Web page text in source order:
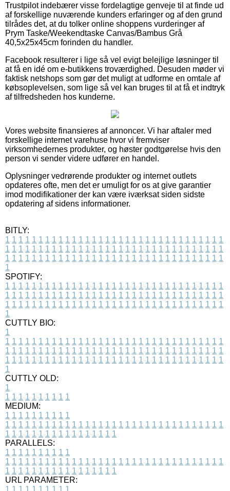
Trustpilot indebærer visse fordelagtige genveje til at finde ud
af forskellige nuværende kunders erfaringer og af den grund
tilrådes det, at du tolker online shoppens vurderinger af
Prym Taske/Weekendtaske Canvas/Bambus Grå
40,5x25x45cm forinden du handler.
Facebook resulterer i lige så vel evigt belejlige løsninger til
at få en idé om e-butikkens troværdighed. Desuden møder vi
faktisk netshops som gør det muligt at udforme en omtale af
købsoplevelsen, som lige så vel kan bruges til at få et indtryk
af tilfredsheden hos kunderne.
Vores website finansieres af annoncer. Vi har aftaler med
forskellige internet varehuse hvor vi fremviser
virksomhedernes produkter, og høster godtgørelse hvis den
person vi sender videre udfører en handel.
Oplysninger vedrørende produkter og internet outlets
opdateres ofte, men det er umuligt for os at give garantier
imod modifikationer der kan være iværksat siden sidste
opdatering af sidens informationer.
BITLY:
1 1 1 1 1 1 1 1 1 1 1 1 1 1 1 1 1 1 1 1 1 1 1 1 1 1 1 1 1 1 1 1 1
1 1 1 1 1 1 1 1 1 1 1 1 1 1 1 1 1 1 1 1 1 1 1 1 1 1 1 1 1 1 1 1 1
1 1 1 1 1 1 1 1 1 1 1 1 1 1 1 1 1 1 1 1 1 1 1 1 1 1 1 1 1 1 1 1 1
1
SPOTIFY:
1 1 1 1 1 1 1 1 1 1 1 1 1 1 1 1 1 1 1 1 1 1 1 1 1 1 1 1 1 1 1 1 1
1 1 1 1 1 1 1 1 1 1 1 1 1 1 1 1 1 1 1 1 1 1 1 1 1 1 1 1 1 1 1 1 1
1 1 1 1 1 1 1 1 1 1 1 1 1 1 1 1 1 1 1 1 1 1 1 1 1 1 1 1 1 1 1 1 1
1
CUTTLY BIO:
1
1 1 1 1 1 1 1 1 1 1 1 1 1 1 1 1 1 1 1 1 1 1 1 1 1 1 1 1 1 1 1 1 1
1 1 1 1 1 1 1 1 1 1 1 1 1 1 1 1 1 1 1 1 1 1 1 1 1 1 1 1 1 1 1 1 1
1 1 1 1 1 1 1 1 1 1 1 1 1 1 1 1 1 1 1 1 1 1 1 1 1 1 1 1 1 1 1 1 1
1
CUTTLY OLD:
1
1 1 1 1 1 1 1 1 1 1
MEDIUM:
1 1 1 1 1 1 1 1 1 1
1 1 1 1 1 1 1 1 1 1 1 1 1 1 1 1 1 1 1 1 1 1 1 1 1 1 1 1 1 1 1 1 1
1 1 1 1 1 1 1 1 1 1 1 1 1 1 1 1 1
PARALLELS:
1 1 1 1 1 1 1 1 1 1
1 1 1 1 1 1 1 1 1 1 1 1 1 1 1 1 1 1 1 1 1 1 1 1 1 1 1 1 1 1 1 1 1
1 1 1 1 1 1 1 1 1 1 1 1 1 1 1 1 1
URL PARAMETER:
1 1 1 1 1 1 1 1 1 1